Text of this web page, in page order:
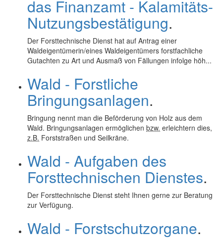
das Finanzamt - Kalamitäts-
Nutzungsbestätigung.
Der Forsttechnische Dienst hat auf Antrag einer
Waldeigentümerin/eines Waldeigentümers forstfachliche
Gutachten zu Art und Ausmaß von Fällungen infolge höh...
Wald - Forstliche
Bringungsanlagen.
Bringung nennt man die Beförderung von Holz aus dem
Wald. Bringungsanlagen ermöglichen bzw. erleichtern dies,
z.B. Forststraßen und Seilkräne.
Wald - Aufgaben des
Forsttechnischen Dienstes.
Der Forsttechnische Dienst steht Ihnen gerne zur Beratung
zur Verfügung.
Wald - Forstschutzorgane.